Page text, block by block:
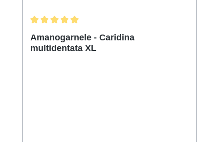
Amanogarnele - Caridina
multidentata XL